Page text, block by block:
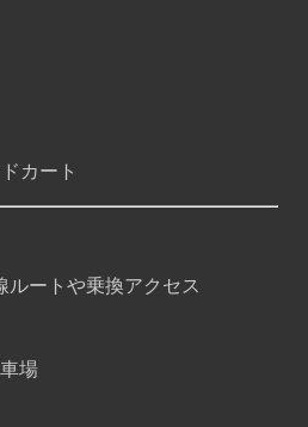
カート
ルートや乗換アクセス
場